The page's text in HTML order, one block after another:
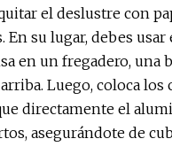
el deslustre con
En su lugar, debes
en un fregadero, una
Luego, coloca
directamente el
asegurándote de